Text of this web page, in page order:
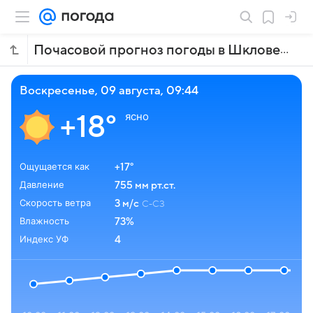
Почасовой прогноз погоды в Шклове
воскресенье, 09 августа, 09:44
+18° ясно
Ощущается как
+17°
Давление
755 мм рт.ст.
Скорость ветра
3 м/с С-СЗ
Влажность
73%
Индекс УФ
4